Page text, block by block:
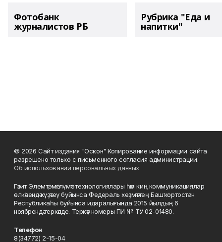
Фотобанк
журналистов РБ
Рубрика "Еда и
напитки"
© 2026 Сайт издания "Оскон" Копирование информации сайта
разрешено только с письменного согласия администрации.
Об использовании персональных данных
Гәзит Элемтә, мәғлүмәт технологиялары һәм киң коммуникациялар
өлкәһендә күҙәтеү буйынса Федераль хеҙмәттең Башҡортостан
Республикаһы буйынса идаралығында 2015 йылдың 6
ноябрендә теркәлде. Теркәү номеры ПИ № ТУ 02-01480.
Телефон
8(34772) 2-15-04